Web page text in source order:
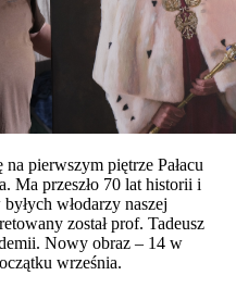
pierwszym piętrze Pałacu
Ma przeszło 70 lat historii i
włodarzy naszej
został prof. Tadeusz
Nowy obraz – 14 w
września.